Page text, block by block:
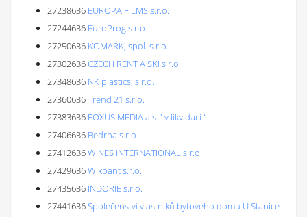
27238636 EUROPA FILMS s.r.o.
27244636 EuroProg s.r.o.
27250636 KOMARK, spol. s r.o.
27302636CZECH RENT A SKI s.r.o.
27348636 NK plastics, s.r.o.
27360636Trend 21 s.r.o.
27383636 FOXUS MEDIA a.s. ' v likvidaci '
27406636 Bedrna s.r.o.
27412636WINES INTERNATIONAL s.r.o.
27429636Wikpant s.r.o.
27435636 INDORIE s.r.o.
27441636Společenství vlastníků bytového domu U Stanice